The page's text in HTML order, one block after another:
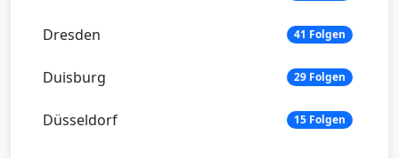
Dresden 41 Folgen
Duisburg 29 Folgen
Düsseldorf 15 Folgen